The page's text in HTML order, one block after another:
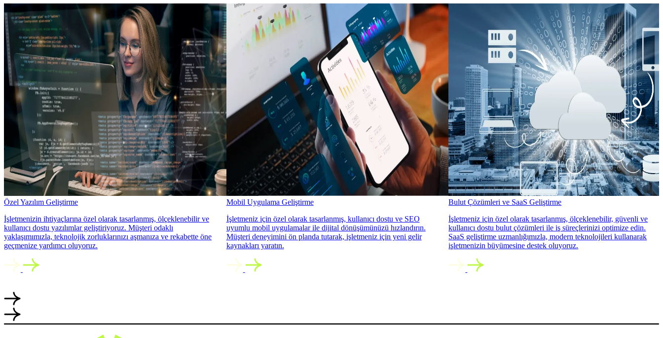
Özel Yazılım Geliştirme
İşletmenizin ihtiyaçlarına özel olarak tasarlanmış, ölçeklenebilir ve
kullanıcı dostu yazılımlar geliştiriyoruz. Müşteri odaklı
yaklaşımımızla, teknolojik zorluklarınızı aşmanıza ve rekabette öne
geçmenize yardımcı oluyoruz.
Mobil Uygulama Geliştirme
İşletmeniz için özel olarak tasarlanmış, kullanıcı dostu ve SEO
uyumlu mobil uygulamalar ile dijital dönüşümünüzü hızlandırın.
Müşteri deneyimini ön planda tutarak, işletmeniz için yeni gelir
kaynakları yaratın.
Bulut Çözümleri ve SaaS Geliştirme
İşletmeniz için özel olarak tasarlanmış, ölçeklenebilir, güvenli ve
kullanıcı dostu bulut çözümleri ile iş süreçlerinizi optimize edin.
SaaS geliştirme uzmanlığımızla, modern teknolojileri kullanarak
işletmenizin büyümesine destek oluyoruz.